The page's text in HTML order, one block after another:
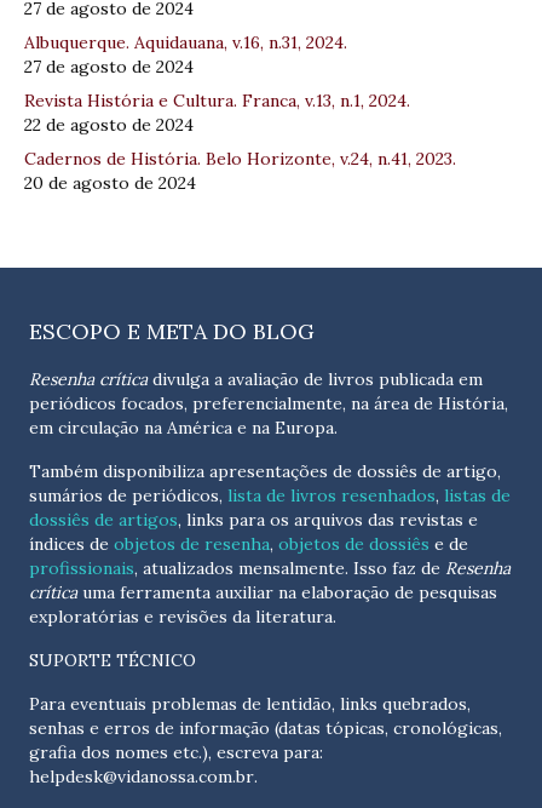
27 de agosto de 2024
Albuquerque. Aquidauana, v.16, n.31, 2024.
27 de agosto de 2024
Revista História e Cultura. Franca, v.13, n.1, 2024.
22 de agosto de 2024
Cadernos de História. Belo Horizonte, v.24, n.41, 2023.
20 de agosto de 2024
ESCOPO E META DO BLOG
Resenha críticadivulga a avaliação de livros publicada em
periódicos focados, preferencialmente, na área de História,
em circulação na América e na Europa.
Também disponibiliza apresentações de dossiês de artigo,
sumários de periódicos, lista de livros resenhados, listas de
dossiês de artigos, links para os arquivos das revistas e
índices de objetos de resenha, objetos de dossiês e de
profissionais, atualizados mensalmente. Isso faz de Resenha
críticauma ferramenta auxiliar na elaboração de pesquisas
exploratórias e revisões da literatura.
SUPORTE TÉCNICO
Para eventuais problemas de lentidão, links quebrados,
senhas e erros de informação (datas tópicas, cronológicas,
helpdesk@vidanossa.com.br.